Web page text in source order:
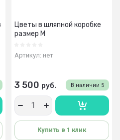
Цветы в шляпной коробке
размер М
Артикул: нет
В наличии 5
3 500 руб.
Купить в 1 клик